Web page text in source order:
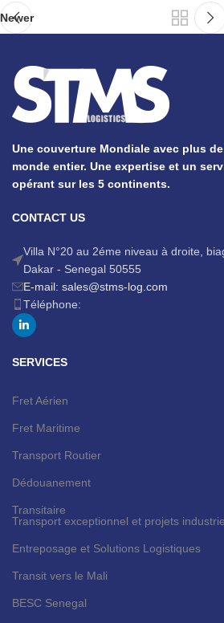
Newer
Une couverture Mondiale avec plus
monde entier. Une expertise et un
opérant sur les 5 continents.
CONTACT US
Villa N°20 au 2éme niveau à droite,
Dakar - Senegal 50555
E-mail: sales@stms-log.com
Téléphone:
SERVICES
Fret Aérien
Fret Maritime
Transport Routier
Dédouanement
Transitaire
Transport exceptionnel et projets
Entreposage et Solutions Logistiques
Transit vers le Mali
BESC Senegal